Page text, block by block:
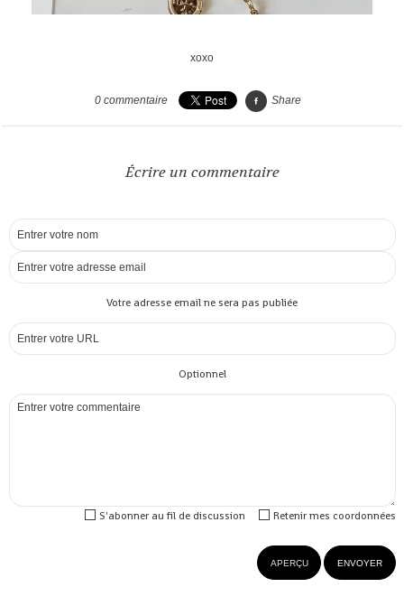
xoxo
0 commentaire Share
Écrire un commentaire
Votre adresse email ne sera pas publiée
Optionnel
Retenir mes coordonnées
S'abonner au fil de discussion